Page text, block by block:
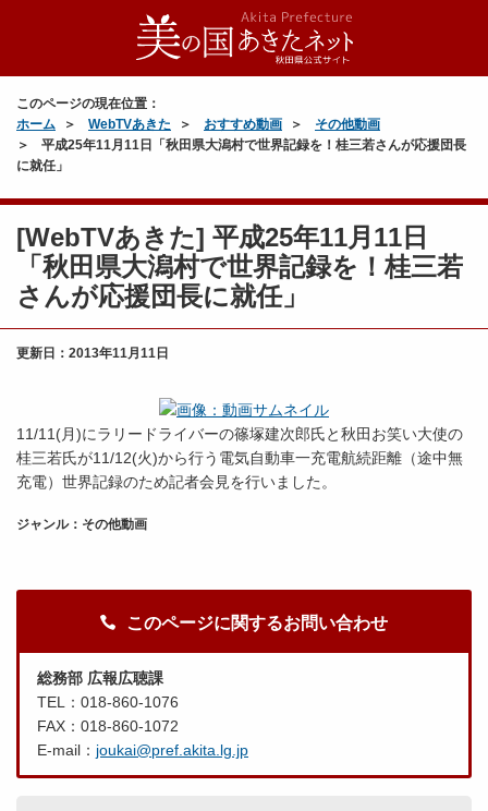
このページの現在位置：
ホーム
WebTVあきた おすすめ動画
その他動画
平成25年11月11日「秋田県大潟村で世界記録を！桂三若さんが応援団長
に就任」
[WebTVあきた] 平成25年11月11日
「秋田県大潟村で世界記録を！桂三若
さんが応援団長に就任」
更新日： 2013年11月11日
11/11(月)にラリードライバーの篠塚建次郎氏と秋田お笑い大使の
桂三若氏が11/12(火)から行う電気自動車一充電航続距離（途中無
充電）世界記録のため記者会見を行いました。
ジャンル：その他動画
このページに関するお問い合わせ
総務部 広報広聴課
TEL：018-860-1076
FAX：018-860-1072
E-mail： joukai@pref.akita.lg.jp